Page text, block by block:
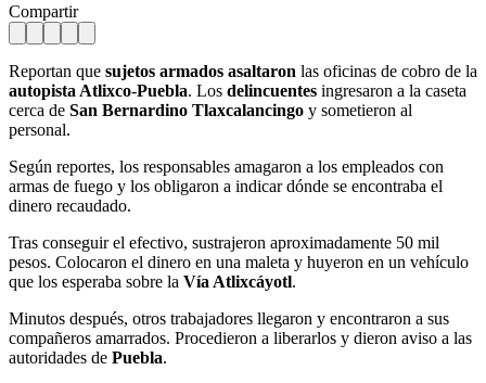
Compartir
Reportan que sujetos armados asaltaron las oficinas de cobro de la
autopista Atlixco-Puebla. Los delincuentes ingresaron a la caseta
cerca de San Bernardino Tlaxcalancingo y sometieron al
personal.
Según reportes, los responsables amagaron a los empleados con
armas de fuego y los obligaron a indicar dónde se encontraba el
dinero recaudado.
Tras conseguir el efectivo, sustrajeron aproximadamente 50 mil
pesos. Colocaron el dinero en una maleta y huyeron en un vehículo
que los esperaba sobre la Vía Atlixcáyotl.
Minutos después, otros trabajadores llegaron y encontraron a sus
compañeros amarrados. Procedieron a liberarlos y dieron aviso a las
autoridades de Puebla.